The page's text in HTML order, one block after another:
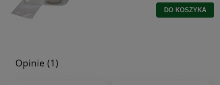
DO KOSZYKA
Opinie (1)